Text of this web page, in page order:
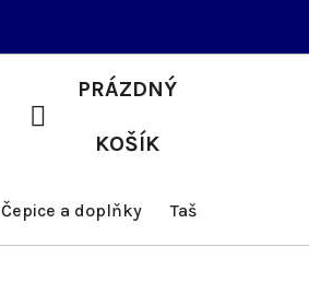
NÁKUPNÍ
PRÁZDNÝ
KOŠÍK
Čepice a doplňky Tašky a batohy